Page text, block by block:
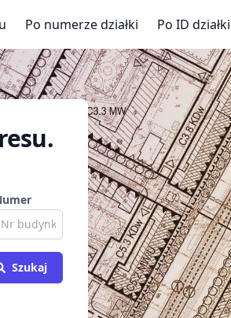
Po numerze działki Po ID działki
Szukaj